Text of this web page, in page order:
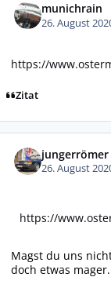
munichrain
26. August
https://
Zitat
jungerrömer
26. August
https://
Magst du uns
doch etwas